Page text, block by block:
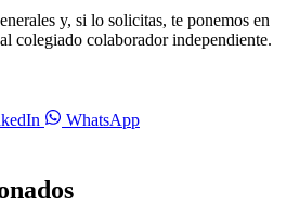
y, si lo solicitas, te ponemos en
colegiado colaborador independiente.
WhatsApp